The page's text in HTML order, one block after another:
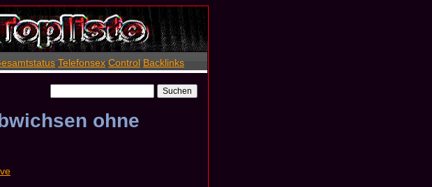
Telefonsex Control Backlinks
ohne